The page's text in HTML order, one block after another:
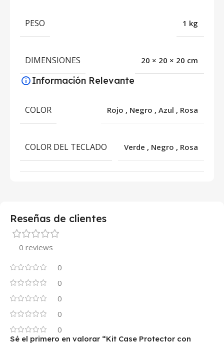
PESO 1 kg
DIMENSIONES 20 × 20 × 20 cm
Información Relevante
COLOR Rojo , Negro , Azul , Rosa
COLOR DEL TECLADO Verde , Negro , Rosa
Reseñas de clientes
0 reviews
0
0
0
0
0
Sé el primero en valorar “Kit Case Protector con